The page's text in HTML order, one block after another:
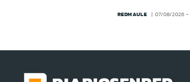
REDMAULE 07/08/2026 -